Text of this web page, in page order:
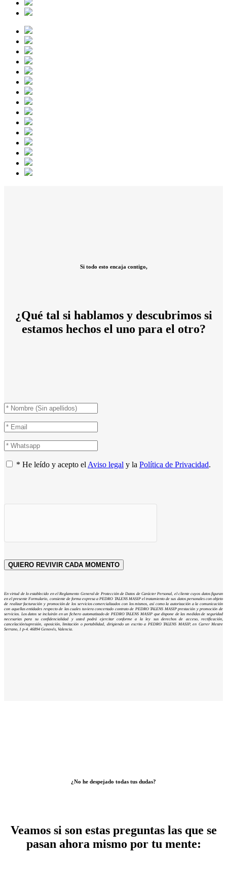
Si todo esto encaja contigo,
¿Qué tal si hablamos y descubrimos si
estamos hechos el uno para el otro?
* He leído y acepto el Aviso legal y la Política de Privacidad.
En virtud de lo establecido en el Reglamento General de Protección de Datos de Carácter Personal, el cliente cuyos datos figuran
en el presente Formulario, consiente de forma expresa a PEDRO TALENS MASIP el tratamiento de sus datos personales con objeto
de realizar facturación y promoción de los servicios comercializados con los mismos, así como la autorización a la comunicación
con aquellas entidades respecto de las cuales tuviera concertado contrato de PEDRO TALENS MASIP prestación y promoción de
servicios. Los datos se incluirán en un fichero automatizado de PEDRO TALENS MASIP que dispone de las medidas de seguridad
necesarias para su confidencialidad y usted podrá ejercitar conforme a la ley sus derechos de acceso, rectificación,
cancelación/supresión, oposición, limitación o portabilidad, dirigiendo un escrito a PEDRO TALENS MASIP, en Carrer Mestre
Serrano, 1 p-4. 46894 Genovés, Valencia.
¿No he despejado todas tus dudas?
Veamos si son estas preguntas las que se
pasan ahora mismo por tu mente: